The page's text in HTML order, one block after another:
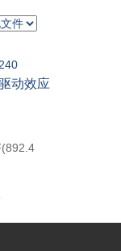
动效应
(892.4